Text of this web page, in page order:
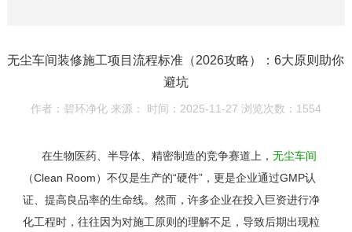
无尘车间装修施工项目流程标准（2026攻略）：6大原则助你
避坑
作者：碧环净化 来源： 时间：2025-11-27 浏览次数：1554
在生物医药、半导体、精密制造的竞争赛道上， 无尘车间
（Clean Room）不仅是生产的“硬件”，更是企业通过GMP认
证、提高良品率的生命线。然而，许多企业在投入巨资进行净
化工程时，往往因为对施工原则的理解不足，导致后期出现粒